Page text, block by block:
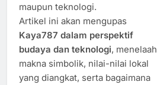
maupun teknologi.
Artikel ini akan mengupas
Kaya787 dalam perspektif
budaya dan teknologi, menelaah
makna simbolik, nilai-nilai lokal
yang diangkat, serta bagaimana